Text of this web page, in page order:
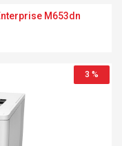
M653dn
3 %